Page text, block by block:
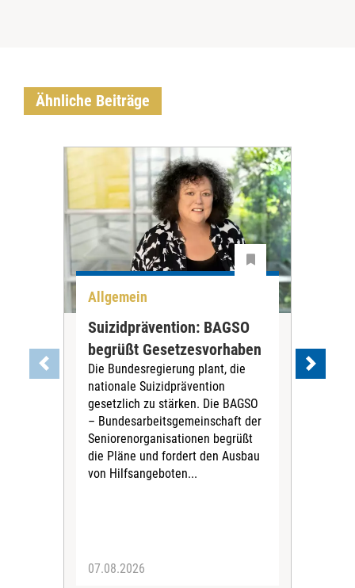
Ähnliche Beiträge
Allgemein
Suizidprävention: BAGSO
begrüßt Gesetzesvorhaben
Die Bundesregierung plant, die
nationale Suizidprävention
gesetzlich zu stärken. Die BAGSO
– Bundesarbeitsgemeinschaft der
Seniorenorganisationen begrüßt
die Pläne und fordert den Ausbau
von Hilfsangeboten...
07.08.2026